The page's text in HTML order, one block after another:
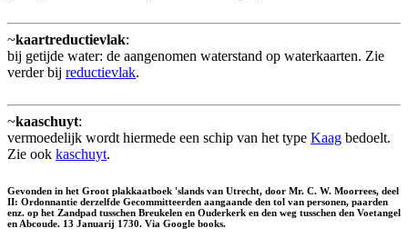
~kaartreductievlak:
bij getijde water: de aangenomen waterstand op waterkaarten. Zie
verder bij reductievlak.
~kaaschuyt:
vermoedelijk wordt hiermede een schip van het type Kaag bedoelt.
Zie ook kaschuyt.
Gevonden in het Groot plakkaatboek 'slands van Utrecht, door Mr. C. W. Moorrees, deel
II: Ordonnantie derzelfde Gecommitteerden aangaande den tol van personen, paarden
enz. op het Zandpad tusschen Breukelen en Ouderkerk en den weg tusschen den Voetangel
en Abcoude. 13 Januarij 1730. Via Google books.